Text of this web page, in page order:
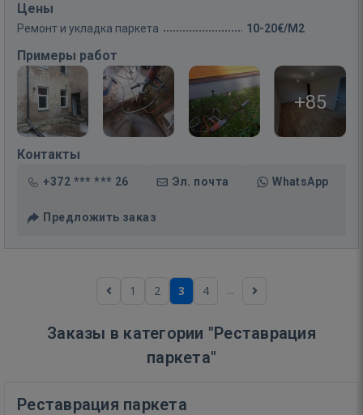
Цены
Ремонт и укладка паркета 10-20€/M2
Примеры работ
+85
Контакты
+372 *** *** 26 Эл. почта WhatsApp
Предложить заказ
1 2 3 4 ...
Заказы в категории "Реставрация
паркета"
Реставрация паркета